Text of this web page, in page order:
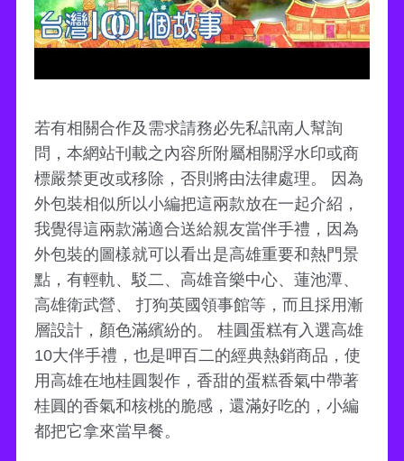
若有相關合作及需求請務必先私訊南人幫詢
問，本網站刊載之內容所附屬相關浮水印或商
標嚴禁更改或移除，否則將由法律處理。 因為
外包裝相似所以小編把這兩款放在一起介紹，
我覺得這兩款滿適合送給親友當伴手禮，因為
外包裝的圖樣就可以看出是高雄重要和熱門景
點，有輕軌、駁二、高雄音樂中心、蓮池潭、
高雄衛武營、 打狗英國領事館等，而且採用漸
層設計，顏色滿繽紛的。 桂圓蛋糕有入選高雄
10大伴手禮，也是呷百二的經典熱銷商品，使
用高雄在地桂圓製作，香甜的蛋糕香氣中帶著
桂圓的香氣和核桃的脆感，還滿好吃的，小編
都把它拿來當早餐。